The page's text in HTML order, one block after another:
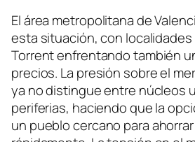
El área metropolitana de
esta situación, con localidades
Torrent enfrentando también
precios. La presión sobre el
ya no distingue entre núcleos
periferias, haciendo que la
un pueblo cercano para